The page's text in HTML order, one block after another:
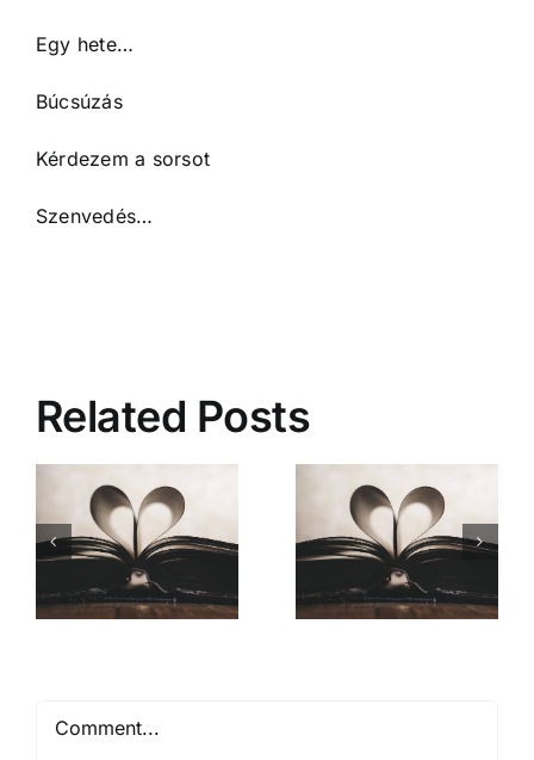
Egy hete…
Búcsúzás
Kérdezem a sorsot
Szenvedés…
Related Posts